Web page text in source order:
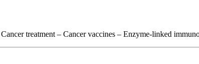
treatment – Cancer vaccines – Enzyme-linked